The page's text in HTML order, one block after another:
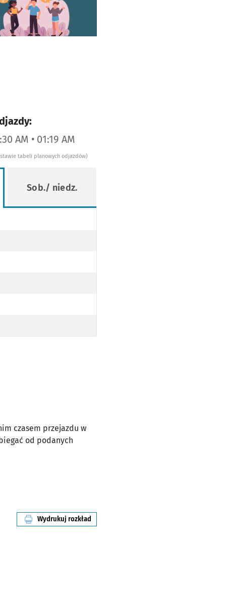
się w nowej karcie
AM • 01:19 AM
tabeli planowych odjazdów)
Sob./ niedz.
czasem przejazdu w
od podanych
Wydrukuj rozkład
linii nr 245